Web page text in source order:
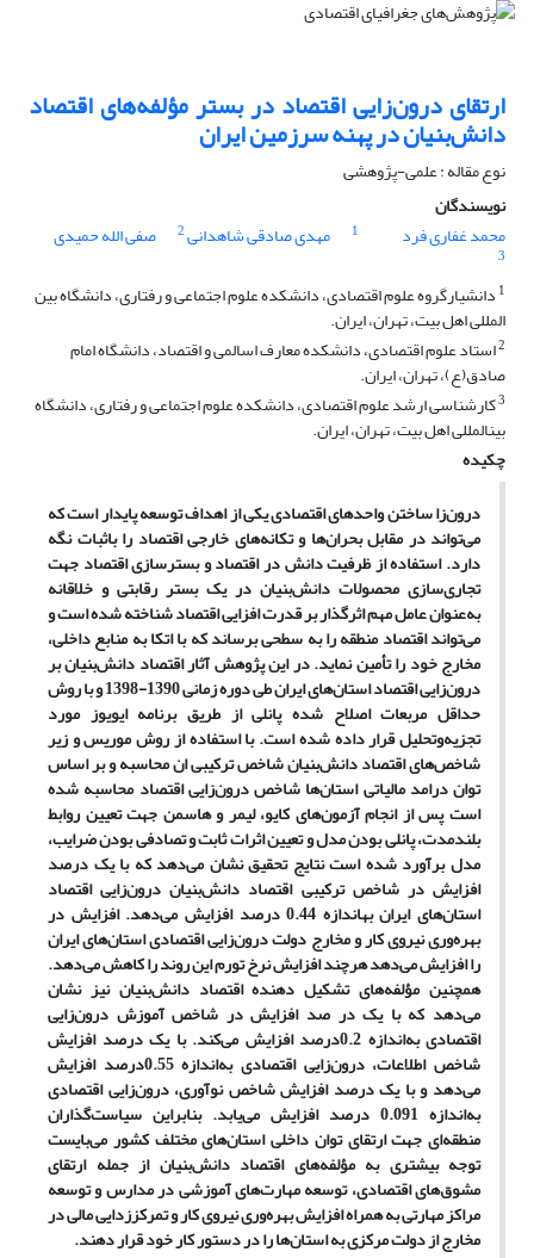
ارتقای درون‌زایی اقتصاد در بستر مؤلفه‌های اقتصاد
دانش‌بنیان در پهنه سرزمین ایران
نوع مقاله : علمی-پژوهشی
نویسندگان
محمد غفاری فرد
1 مهدی صادقی شاهدانی2 صفی الله حمیدی
3
1 دانشیارگروه علوم اقتصادی، دانشکده علوم اجتماعی و رفتاری، دانشگاه بین
المللی اهل بیت، تهران، ایران.
2استاد علوم اقتصادی، دانشکده معارف اسالمی و اقتصاد، دانشگاه امام
صادق(ع)، تهران، ایران.
3کارشناسی ارشد علوم اقتصادی، دانشکده علوم اجتماعی و رفتاری، دانشگاه
بینالمللی اهل بیت، تهران، ایران.
چکیده
درون‌زا ساختن واحدهای اقتصادی یکی از اهداف توسعه پایدار است که
می‌تواند در مقابل بحران‌ها و تکانه‌های خارجی اقتصاد را باثبات نگه
دارد. استفاده از ظرفیت دانش در اقتصاد و بسترسازی اقتصاد جهت
تجاری‌سازی محصولات دانش‌بنیان در یک بستر رقابتی و خلاقانه
به‌عنوان عامل مهم اثرگذار بر قدرت افزایی اقتصاد شناخته شده است و
می‌تواند اقتصاد منطقه را به سطحی برساند که با اتکا به منابع داخلی،
مخارج خود را تأمین نماید. در این پژوهش آثار اقتصاد دانش‌بنیان بر
درون‌زایی اقتصاد استان‌های ایران طی دوره زمانی 1390-1398 و با روش
حداقل مربعات اصلاح شده پانلی از طریق برنامه ایویوز مورد
تجزیه‌وتحلیل قرار داده شده است. با استفاده از روش موریس و زیر
شاخص‌های اقتصاد دانش‌بنیان شاخص ترکیبی ان محاسبه و بر اساس
توان درامد مالیاتی استان‌ها شاخص درون‌زایی اقتصاد محاسبه شده
است پس از انجام آزمون‌های کایو، لیمر و هاسمن جهت تعیین روابط
بلندمدت، پانلی بودن مدل و تعیین اثرات ثابت و تصادفی بودن ضرایب،
مدل برآورد شده است نتایج تحقیق نشان می‌دهد که با یک درصد
افزایش در شاخص ترکیبی اقتصاد دانش‌بنیان درون‌زایی اقتصاد
استان‌های ایران بهاندازه 0.44 درصد افزایش می‌دهد. افزایش در
بهره‌وری نیروی کار و مخارج دولت درون‌زایی اقتصادی استان‌های ایران
را افزایش می‌دهد هرچند افزایش نرخ تورم این روند را کاهش می‌دهد.
همچنین مؤلفه‌های تشکیل دهنده اقتصاد دانش‌بنیان نیز نشان
می‌دهد که با یک در صد افزایش در شاخص آموزش درون‌زایی
اقتصادی به‌اندازه 0.2درصد افزایش می‌کند. با یک درصد افزایش
شاخص اطلاعات، درون‌زایی اقتصادی به‌اندازه 0.55درصد افزایش
می‌دهد و با یک درصد افزایش شاخص نوآوری، درون‌زایی اقتصادی
به‌اندازه 0.091 درصد افزایش می‌یابد. بنابراین سیاست‌گذاران
منطقه‌ای جهت ارتقای توان داخلی استان‌های مختلف کشور می‌بایست
توجه بیشتری به مؤلفه‌های اقتصاد دانش‌بنیان از جمله ارتقای
مشوق‌های اقتصادی، توسعه مهارت‌های آموزشی در مدارس و توسعه
مراکز مهارتی به همراه افزایش بهره‌وری نیروی کار و تمرکززدایی مالی در
مخارج از دولت مرکزی به استان‌ها را در دستور کار خود قرار دهند.